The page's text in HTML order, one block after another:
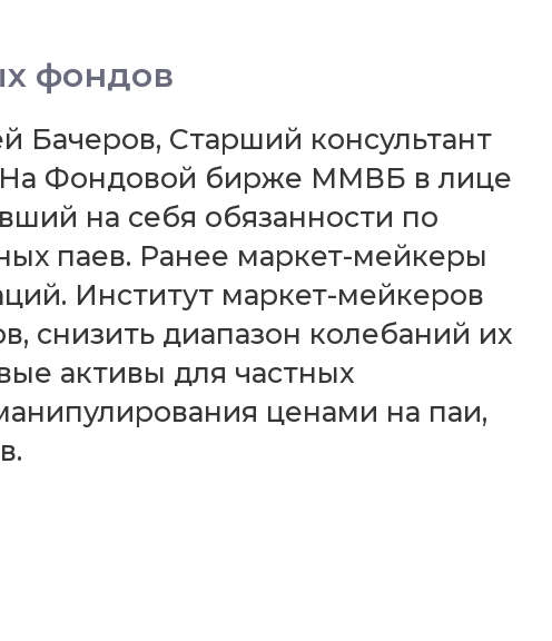
фондов
Бачеров, Старший консультант
Фондовой бирже ММВБ в лице
на себя обязанности по
паев. Ранее маркет-мейкеры
Институт маркет-мейкеров
снизить диапазон колебаний их
активы для частных
ценами на паи,